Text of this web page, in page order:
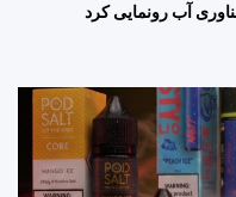
آب رونمایی کرد